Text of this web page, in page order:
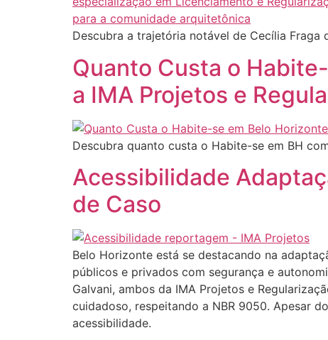
Descubra a trajetória notável de Cecília Fraga
Quanto Custa o
a IMA Projetos e
Descubra quanto custa o Habite-se em BH
Acessibilidade
de Caso
Belo Horizonte está se destacando na
públicos e privados com segurança e
Galvani, ambos da IMA Projetos e
cuidadoso, respeitando a NBR 9050. Apesar
acessibilidade.